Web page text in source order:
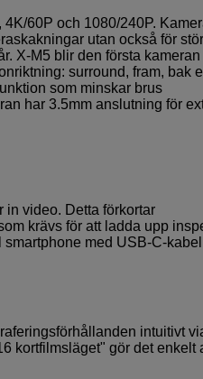
60P och 1080/240P.
utan också för
X-M5 blir den första kameran
surround, fram, bak
som minskar brus
har 3.5mm anslutning för
in video. Detta förkortar
krävs för att ladda upp
med USB-C-
intuitivt
kortfilmsläget" gör det enkelt